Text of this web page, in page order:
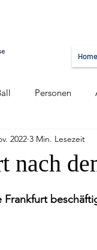
Home
Personen
nach
2022 3 Min. Lesezeit
Frankfurt